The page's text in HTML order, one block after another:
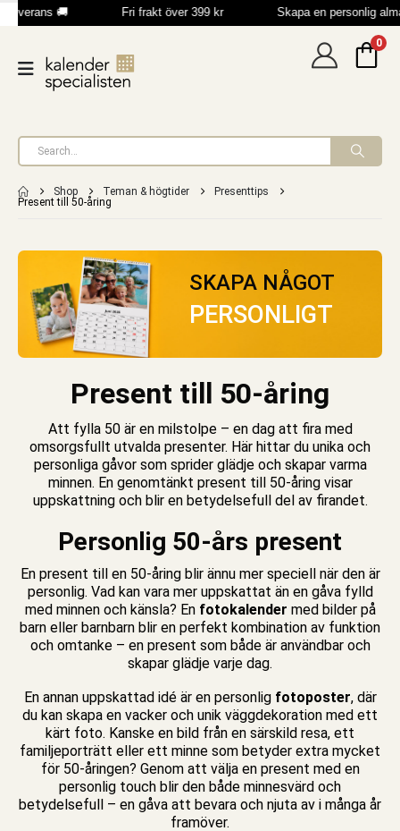
🚚 Fri frakt över 399 kr Skapa en personlig
0
Shop Teman & högtider
Presenttips
Present till 50-åring
SKAPA NÅGOT
PERSONLIGT
Present till 50-åring
Att fylla 50 är en milstolpe – en dag att fira med
omsorgsfullt utvalda presenter. Här hittar du unika och
personliga gåvor som sprider glädje och skapar varma
minnen. En genomtänkt present till 50-åring visar
uppskattning och blir en betydelsefull del av firandet.
Personlig 50-års present
En present till en 50-åring blir ännu mer speciell när den är
personlig. Vad kan vara mer uppskattat än en gåva fylld
med minnen och känsla? En fotokalender med bilder på
barn eller barnbarn blir en perfekt kombination av funktion
och omtanke – en present som både är användbar och
skapar glädje varje dag.
En annan uppskattad idé är en personlig fotoposter, där
du kan skapa en vacker och unik väggdekoration med ett
kärt foto. Kanske en bild från en särskild resa, ett
familjeporträtt eller ett minne som betyder extra mycket
för 50-åringen? Genom att välja en present med en
personlig touch blir den både minnesvärd och
betydelsefull – en gåva att bevara och njuta av i många år
framöver.